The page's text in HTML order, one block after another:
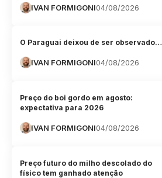
IVAN FORMIGONI04/08/2026
O Paraguai deixou de ser observado…
IVAN FORMIGONI04/08/2026
Preço do boi gordo em agosto:
expectativa para 2026
IVAN FORMIGONI04/08/2026
Preço futuro do milho descolado do
físico tem ganhado atenção